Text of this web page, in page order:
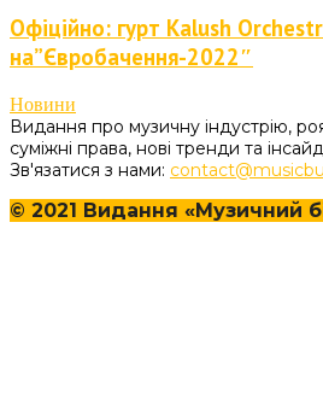
Офіційно: гурт Kalush
на”Євробачення-2022″
Новини
Видання про музичну індустрію,
суміжні права, нові тренди та
Зв'язатися з нами:
© 2021 Видання «Музичний